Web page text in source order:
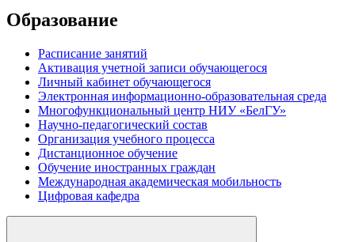
Образование
Расписание занятий
Активация учетной записи обучающегося
Личный кабинет обучающегося
Электронная информационно-образовательная среда
Многофункциональный центр НИУ «БелГУ»
Научно-педагогический состав
Организация учебного процесса
Дистанционное обучение
Обучение иностранных граждан
Международная академическая мобильность
Цифровая кафедра